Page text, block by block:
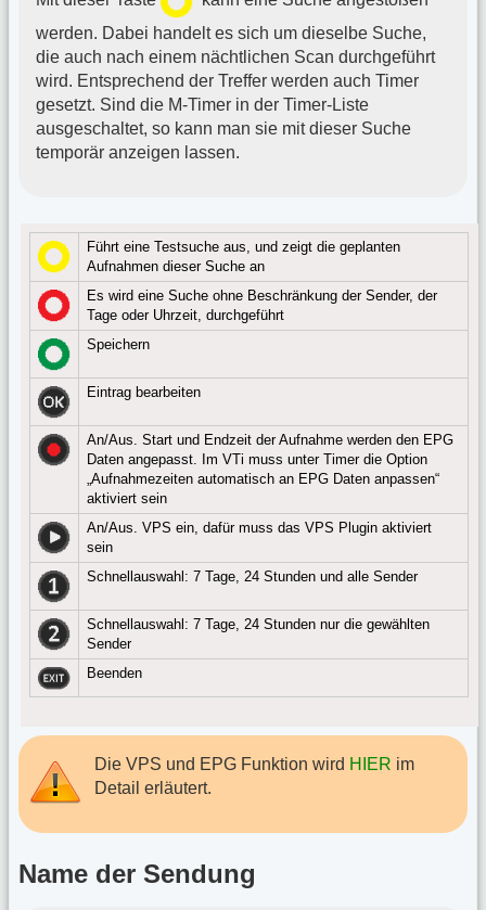
werden. Dabei handelt es sich um dieselbe Suche,
die auch nach einem nächtlichen Scan durchgeführt
wird. Entsprechend der Treffer werden auch Timer
gesetzt. Sind die M-Timer in der Timer-Liste
ausgeschaltet, so kann man sie mit dieser Suche
temporär anzeigen lassen.
Führt eine Testsuche aus, und zeigt die geplanten
Aufnahmen dieser Suche an
Es wird eine Suche ohne Beschränkung der Sender, der
Tage oder Uhrzeit, durchgeführt
Speichern
Eintrag bearbeiten
An/Aus. Start und Endzeit der Aufnahme werden den EPG
Daten angepasst. Im VTi muss unter Timer die Option
„Aufnahmezeiten automatisch an EPG Daten anpassen“
aktiviert sein
An/Aus. VPS ein, dafür muss das VPS Plugin aktiviert
sein
Schnellauswahl: 7 Tage, 24 Stunden und alle Sender
Schnellauswahl: 7 Tage, 24 Stunden nur die gewählten
Sender
Beenden
Die VPS und EPG Funktion wird HIER im
Detail erläutert.
Name der Sendung